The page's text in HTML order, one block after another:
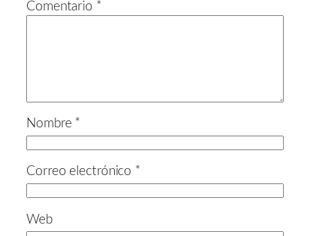
Comentario *
Nombre *
Correo electrónico *
Web